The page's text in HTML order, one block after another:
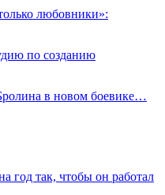
любовники»:
по созданию
в новом боевике…
год так, чтобы он работал